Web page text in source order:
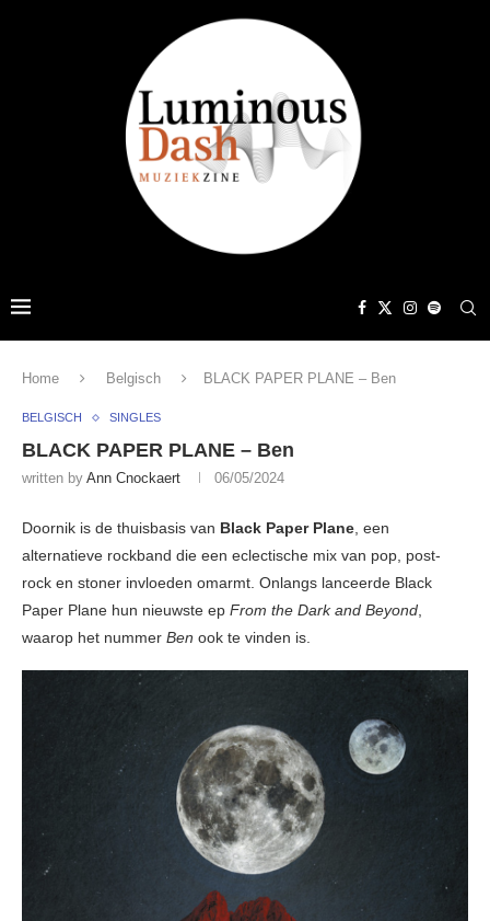
Home Belgisch BLACK PAPER PLANE – Ben
BELGISCH SINGLES
BLACK PAPER PLANE – Ben
written by Ann Cnockaert 06/05/2024
Doornik is de thuisbasis van Black Paper Plane, een
alternatieve rockband die een eclectische mix van pop, post-
rock en stoner invloeden omarmt. Onlangs lanceerde Black
Paper Plane hun nieuwste ep From the Dark and Beyond,
waarop het nummer Ben ook te vinden is.